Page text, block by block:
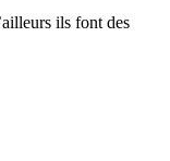
ils font des